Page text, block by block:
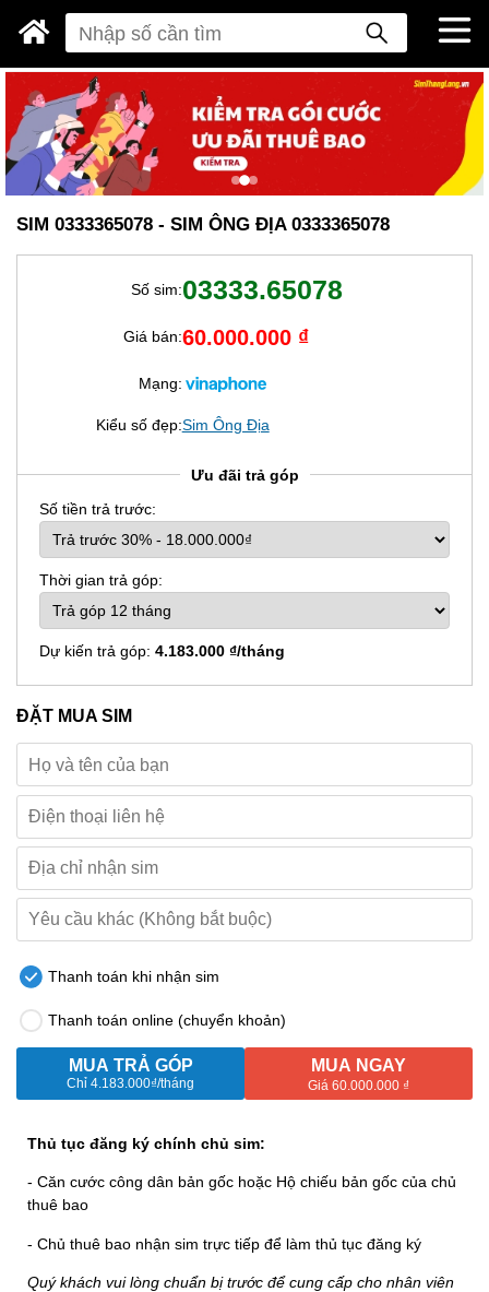
SIM 0333365078 - SIM ÔNG ĐỊA 0333365078
Số sim:03333.65078
Giá bán:60.000.000 ₫
Mạng:
Kiểu số đẹp:Sim Ông Địa
Ưu đãi trả góp
Số tiền trả trước:
Thời gian trả góp:
Dự kiến trả góp: 4.183.000 ₫/tháng
ĐẶT MUA SIM
Thanh toán khi nhận sim
Thanh toán online (chuyển khoản)
MUA TRẢ GÓP
Chỉ 4.183.000₫/tháng
MUA NGAY
Giá 60.000.000 ₫
Thủ tục đăng ký chính chủ sim:
- Căn cước công dân bản gốc hoặc Hộ chiếu bản gốc của chủ
thuê bao
- Chủ thuê bao nhận sim trực tiếp để làm thủ tục đăng ký
Quý khách vui lòng chuẩn bị trước để cung cấp cho nhân viên